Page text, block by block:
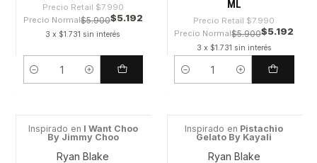
Precio Retail $7.990
Precio Normal$5.900$5.192
3 x $1.731 sin interés
Cantidad
ML
Precio Retail $7.990
Precio Normal$5.900$5.192
3 x $1.731 sin interés
Cantidad
-35%
Inspirado en I Want Choo
By Jimmy Choo
Ryan Blake
-35%
Inspirado en Pistachio
Gelato By Kayali
Ryan Blake